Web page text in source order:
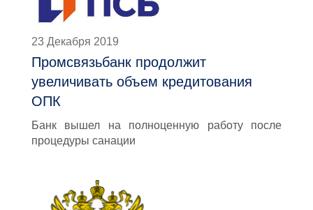
23 Декабря 2019
Промсвязьбанк продолжит
увеличивать объем кредитования
ОПК
Банк вышел на полноценную работу после
процедуры санации